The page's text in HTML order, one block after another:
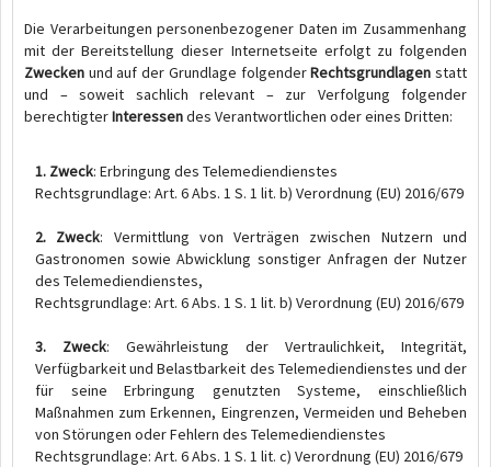
Die Verarbeitungen personenbezogener Daten im Zusammenhang
mit der Bereitstellung dieser Internetseite erfolgt zu folgenden
Zwecken und auf der Grundlage folgenderRechtsgrundlagen statt
und – soweit sachlich relevant – zur Verfolgung folgender
berechtigterInteressendes Verantwortlichen oder eines Dritten:
1. Zweck: Erbringung des Telemediendienstes
Rechtsgrundlage: Art. 6 Abs. 1 S. 1 lit. b) Verordnung (EU) 2016/679
2. Zweck: Vermittlung von Verträgen zwischen Nutzern und
Gastronomen sowie Abwicklung sonstiger Anfragen der Nutzer
des Telemediendienstes,
Rechtsgrundlage: Art. 6 Abs. 1 S. 1 lit. b) Verordnung (EU) 2016/679
3. Zweck: Gewährleistung der Vertraulichkeit, Integrität,
Verfügbarkeit und Belastbarkeit des Telemediendienstes und der
für seine Erbringung genutzten Systeme, einschließlich
Maßnahmen zum Erkennen, Eingrenzen, Vermeiden und Beheben
von Störungen oder Fehlern des Telemediendienstes
Rechtsgrundlage: Art. 6 Abs. 1 S. 1 lit. c) Verordnung (EU) 2016/679